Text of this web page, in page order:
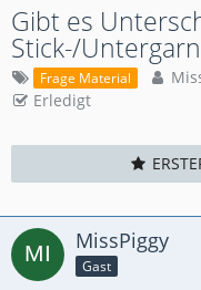
Gibt es
Stick-/
Frage Material
Erledigt
MissPiggy
Gast